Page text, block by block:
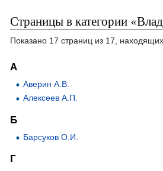
Страницы в категории
Показано 17 страниц из 17,
А
Аверин А.В.
Алексеев А.П.
Б
Барсуков О.И.
Г